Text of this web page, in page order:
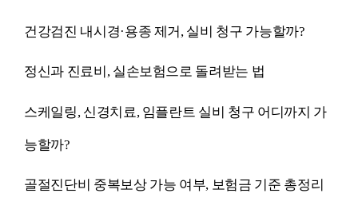
건강검진 내시경·용종 제거, 실비 청구 가능할까?
정신과 진료비, 실손보험으로 돌려받는 법
스케일링, 신경치료, 임플란트 실비 청구 어디까지 가
능할까?
골절진단비 중복보상 가능 여부, 보험금 기준 총정리